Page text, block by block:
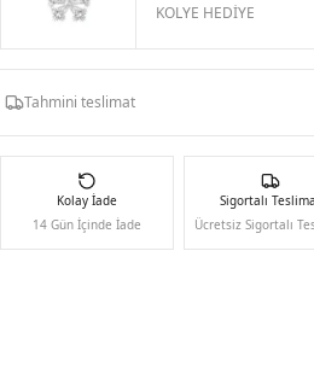
KOLYE HEDİYE
Tahmini teslimat
Kolay İade
14 Gün İçinde İade
Sigortalı
Ücretsiz Sigortalı